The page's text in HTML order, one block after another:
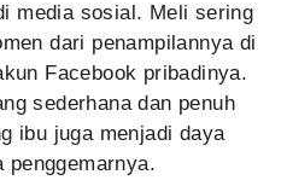
media sosial. Meli sering
dari penampilannya di
Facebook pribadinya.
sederhana dan penuh
ibu juga menjadi daya